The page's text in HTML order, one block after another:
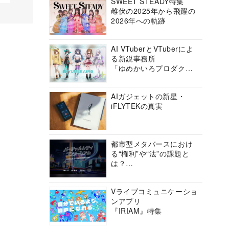
雌伏の2025年から飛躍の
2026年への軌跡
AI VTuberとVTuberによ
る新鋭事務所
「ゆめかいろプロダクシ
AIガジェットの新星・
iFLYTEKの真実
都市型メタバースにおけ
る“権利”や“法”の課題と
は？
ーシアムの挑戦に迫る
Vライブコミュニケーショ
ンアプリ
『IRIAM』特集